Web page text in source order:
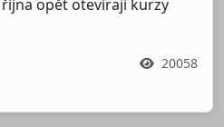
opět otevírají kurzy
20058